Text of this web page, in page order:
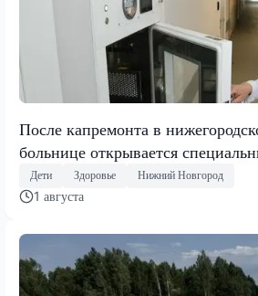
После капремонта в
больнице открывается
Дети Здоровье Нижний Новгород
1 августа